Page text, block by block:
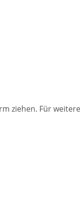
ziehen. Für